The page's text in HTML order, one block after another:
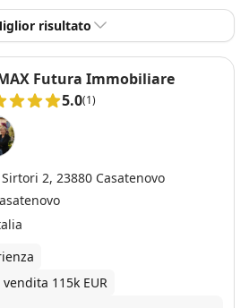
risultato
Futura Immobiliare
5.0(1)
2, 23880 Casatenovo
115k EUR